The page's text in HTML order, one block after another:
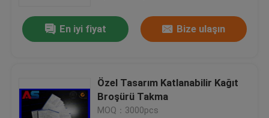
En iyi fiyat Bize ulaşın
Özel Tasarım Katlanabilir Kağıt
Broşürü Takma
MOQ：3000pcs